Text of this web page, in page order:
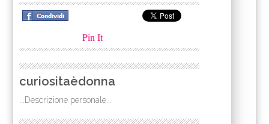
Pin It
curiositaèdonna
...Descrizione personale...